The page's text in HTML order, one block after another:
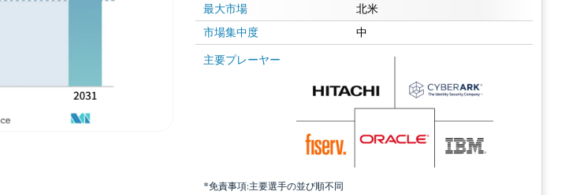
最大市場 北米
市場集中度 中
主要プレーヤー
*免責事項:主要選手の並び順不同
画像 © Mordor Intelligence。再利用にはCC BY 4.0の表示が必要です。